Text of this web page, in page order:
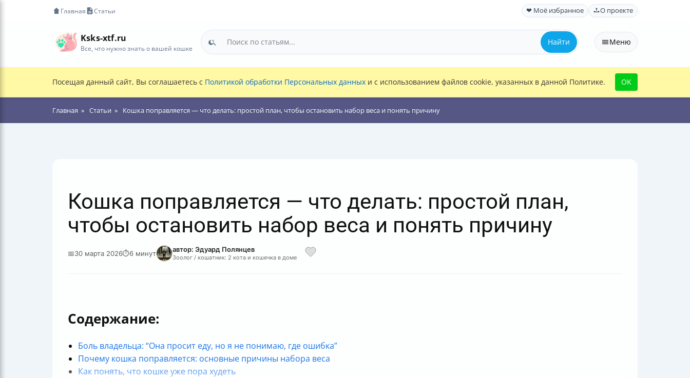
Главная Статьи ❤ Моё избранное О проекте
Ksks-xtf.ru
Все, что нужно знать о вашей кошке
Найти Меню
Посещая данный сайт, Вы соглашаетесь с Политикой обработки Персональных данных и с использованием файлов cookie, указанных в данной Политике. OK
Главная Статьи Кошка поправляется — что делать: простой план, чтобы остановить набор веса и понять причину
Кошка поправляется — что делать: простой план,
чтобы остановить набор веса и понять причину
📅30 марта 2026⏱6 минут автор: Эдуард Полянцев
Зоолог / кошатник: 2 кота и кошечка в доме
Содержание:
Боль владельца: “Она просит еду, но я не понимаю, где ошибка”
Почему кошка поправляется: основные причины набора веса
Как понять, что кошке уже пора худеть